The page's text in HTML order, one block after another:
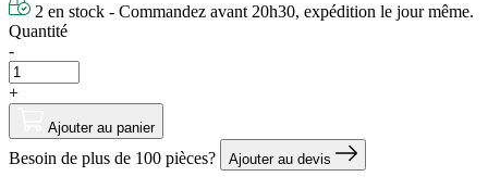
2 en stock - Commandez avant 20h30, expédition le jour même.
Quantité
-
+
Ajouter au panier
Besoin de plus de 100 pièces? Ajouter au devis